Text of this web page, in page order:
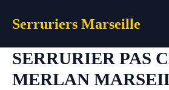
Serruriers Marseille
SERRURIER PAS
MERLAN